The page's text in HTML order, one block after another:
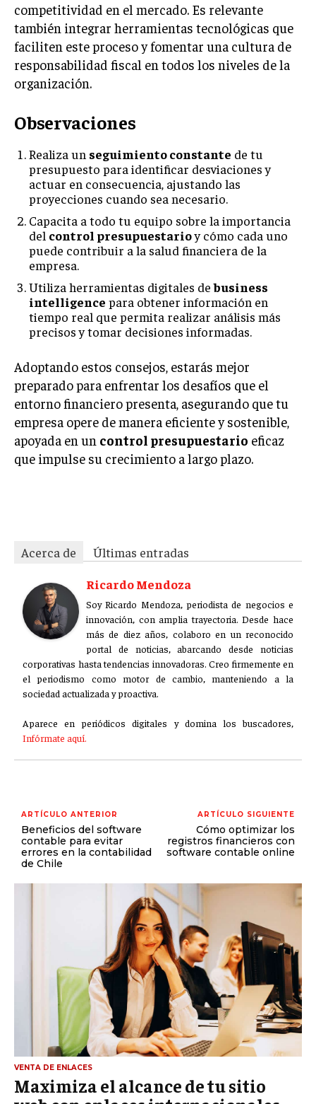
competitividad en el mercado. Es relevante
también integrar herramientas tecnológicas que
faciliten este proceso y fomentar una cultura de
responsabilidad fiscal en todos los niveles de la
organización.
Observaciones
Realiza un seguimiento constante de tu
presupuesto para identificar desviaciones y
actuar en consecuencia, ajustando las
proyecciones cuando sea necesario.
Capacita a todo tu equipo sobre la importancia
del control presupuestarioy cómo cada uno
puede contribuir a la salud financiera de la
empresa.
Utiliza herramientas digitales debusiness
intelligence para obtener información en
tiempo real que permita realizar análisis más
precisos y tomar decisiones informadas.
Adoptando estos consejos, estarás mejor
preparado para enfrentar los desafíos que el
entorno financiero presenta, asegurando que tu
empresa opere de manera eficiente y sostenible,
apoyada en un control presupuestario eficaz
que impulse su crecimiento a largo plazo.
Acerca de
Últimas entradas
Ricardo Mendoza
Soy Ricardo Mendoza, periodista de negocios e
innovación, con amplia trayectoria. Desde hace
más de diez años, colaboro en un reconocido
portal de noticias, abarcando desde noticias
corporativas hasta tendencias innovadoras. Creo firmemente en
el periodismo como motor de cambio, manteniendo a la
sociedad actualizada y proactiva.
Aparece en periódicos digitales y domina los buscadores,
Infórmate aquí.
ARTÍCULO ANTERIOR
Beneficios del software
contable para evitar
errores en la contabilidad
de Chile
ARTÍCULO SIGUIENTE
Cómo optimizar los
registros financieros con
software contable online
VENTA DE ENLACES
Maximiza el alcance de tu sitio